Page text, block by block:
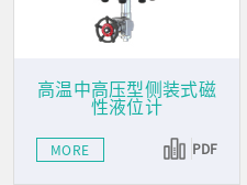
高温中高压型侧装式磁
性液位计
MORE PDF